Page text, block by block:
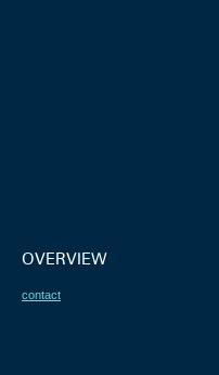
OVERVIEW
contact